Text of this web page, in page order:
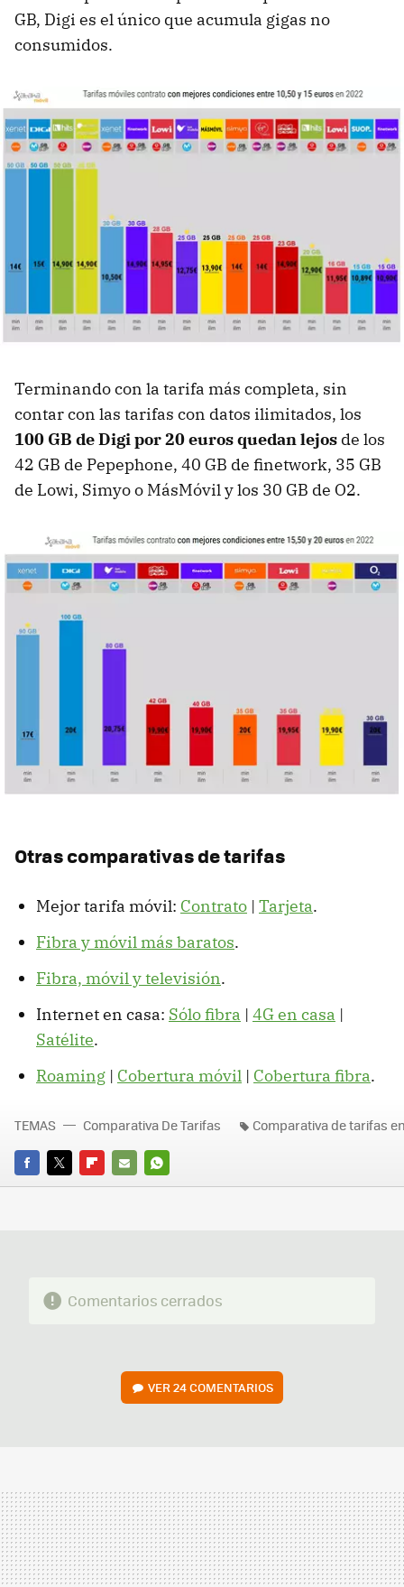
GB, Digi es el único que acumula gigas no
consumidos.
Terminando con la tarifa más completa, sin
contar con las tarifas con datos ilimitados, los
100 GB de Digi por 20 euros quedan lejos de los
42 GB de Pepephone, 40 GB de finetwork, 35 GB
de Lowi, Simyo o MásMóvil y los 30 GB de O2.
Otras comparativas de tarifas
Mejor tarifa móvil: Contrato | Tarjeta.
Fibra y móvil más baratos.
Fibra, móvil y televisión.
Internet en casa: Sólo fibra | 4G en casa |
Satélite.
Roaming | Cobertura móvil | Cobertura fibra.
FACEBOOK
TWITTERFLIPBOARD
E-
WHATSAPP
TEMAS Comparativa De Tarifas Comparativa de tarifas
Comentarios cerrados
VER24 COMENTARIOS